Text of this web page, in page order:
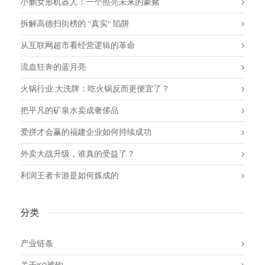
小鹏女形机器人：一个照亮未来的豪赌
拆解高德扫街榜的 “真实” 陷阱
从互联网超市看经营逻辑的革命
流血狂奔的蓝月亮
火锅行业 大洗牌：吃火锅反而更便宜了？
把平凡的矿泉水卖成奢侈品
爱拼才会赢的福建企业如何持续成功
外卖大战升级，谁真的受益了？
利润王者卡游是如何炼成的
分类
产业链条